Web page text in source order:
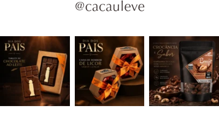
@cacauleve